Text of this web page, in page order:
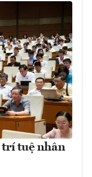
trí tuệ nhân